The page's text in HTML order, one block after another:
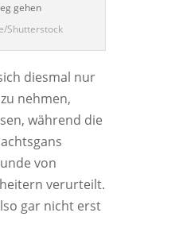
gehen
Shutterstock
diesmal nur
nehmen,
während die
von
verurteilt.
gar nicht erst